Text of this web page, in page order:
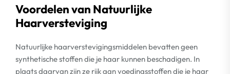
Voordelen van Natuurlijke
Haarversteviging
Natuurlijke haarverstevigingsmiddelen bevatten geen
synthetische stoffen die je haar kunnen beschadigen. In
plaats daarvan zijn ze rijk aan voedingsstoffen die je haar